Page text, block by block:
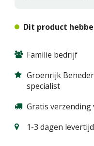
Dit product
Familie bedrijf
Groenrijk
specialist
Gratis verzending
1-3 dagen levertijd